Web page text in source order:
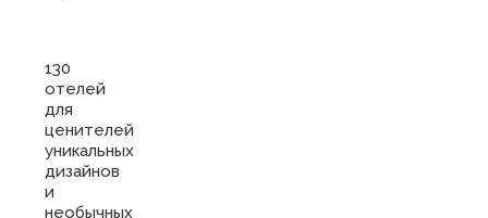
130
отелей
для
ценителей
уникальных
дизайнов
и
необычных